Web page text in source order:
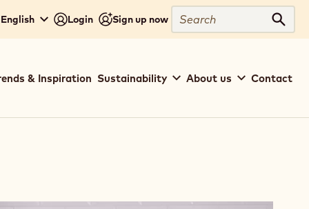
Login Sign up now
Search
& Inspiration Sustainability About us Contact